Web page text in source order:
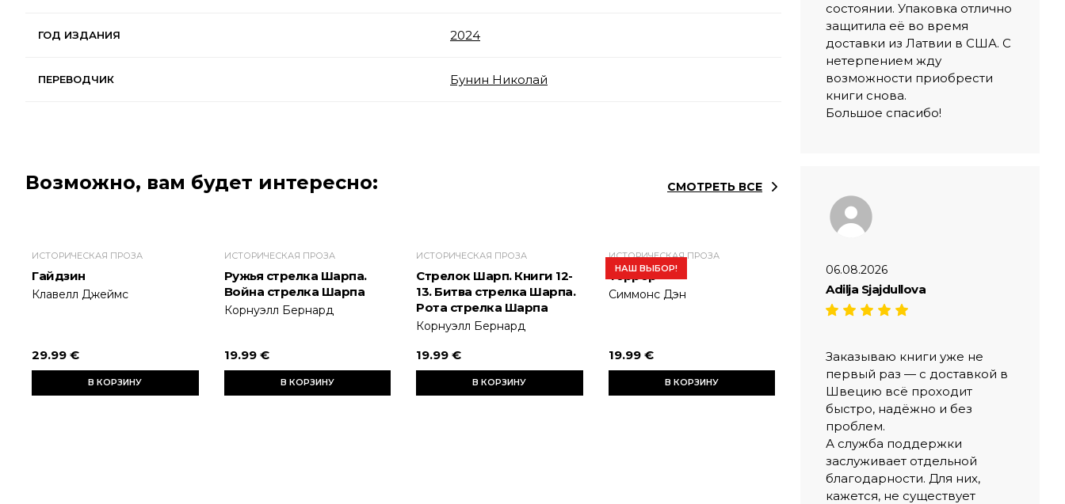
ГОД ИЗДАНИЯ 2024
ПЕРЕВОДЧИК Бунин Николай
Возможно, вам будет интересно: СМОТРЕТЬ ВСЕ
ИСТОРИЧЕСКАЯ ПРОЗА
Гайдзин
Клавелл Джеймс
29.99 €
В КОРЗИНУ
ИСТОРИЧЕСКАЯ ПРОЗА
Ружья стрелка Шарпа.
Война стрелка Шарпа
Корнуэлл Бернард
19.99 €
В КОРЗИНУ
ИСТОРИЧЕСКАЯ ПРОЗА
Стрелок Шарп. Книги 12-
13. Битва стрелка Шарпа.
Рота стрелка Шарпа
Корнуэлл Бернард
19.99 €
В КОРЗИНУ
НАШ ВЫБОР!
ИСТОРИЧЕСКАЯ ПРОЗА
Террор
Симмонс Дэн
19.99 €
В КОРЗИНУ
состоянии. Упаковка отлично
защитила её во время
доставки из Латвии в США. С
нетерпением жду
возможности приобрести
книги снова.
Большое спасибо!
06.08.2026
Adilja Sjajdullova
Заказываю книги уже не
первый раз — с доставкой в
Швецию всё проходит
быстро, надёжно и без
проблем.
А служба поддержки
заслуживает отдельной
благодарности. Для них,
кажется, не существует